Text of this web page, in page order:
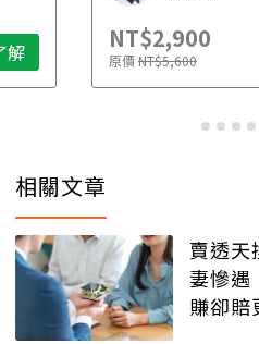
解 NT$2,900
原價NT$5,600
相關文章
賣透天
妻慘遇
賺卻賠